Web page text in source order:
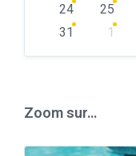
24
25
31
1
Zoom sur…